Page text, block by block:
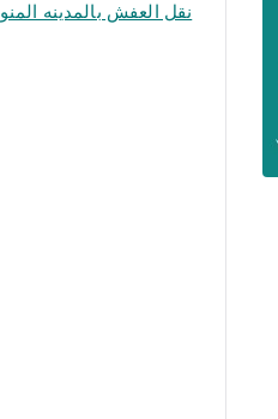
نقل العفش بالمدينه المنوره